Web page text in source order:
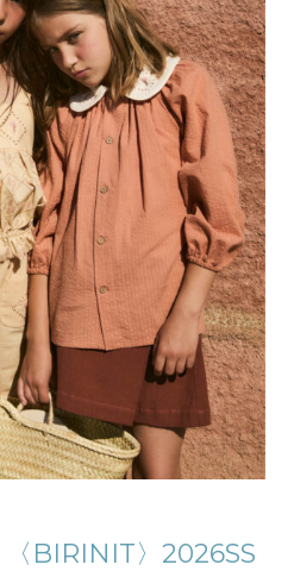
BIRINIT〉2026SS